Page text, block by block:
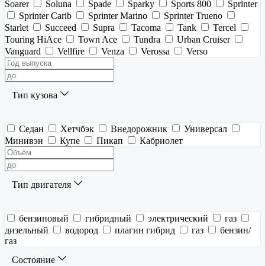
Soarer
Soluna Spade Sparky Sports 800
Sprinter
Sprinter Carib
Sprinter Marino
Sprinter Trueno
Starlet
Succeed Supra Tacoma Tank
Tercel
Touring HiAce
Town Ace Tundra
Urban Cruiser
Vanguard
Vellfire Venza Verossa Verso
Тип кузова
Седан Хетчбэк Внедорожник
Универсал
Минивэн
Купе Пикап Кабриолет
Тип двигателя
бензиновый гибридный электрический
газ
дизельный
водород плагин гибрид газ
бензин/
газ
Состояние